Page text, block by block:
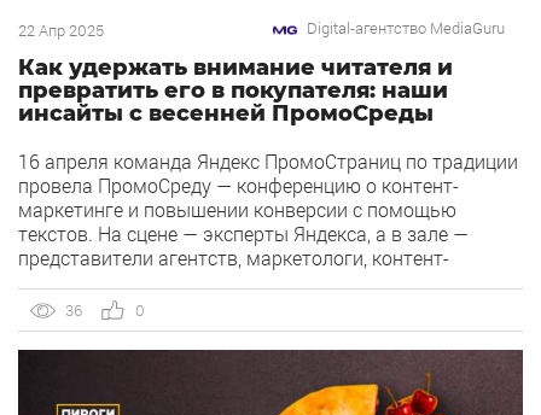
22 Апр 2025 Digital-агентство MediaGuru
Как удержать внимание читателя и
превратить его в покупателя: наши
инсайты с весенней ПромоСреды
16 апреля команда Яндекс ПромоСтраниц по традиции
провела ПромоСреду — конференцию о контент-
маркетинге и повышении конверсии с помощью
текстов. На сцене — эксперты Яндекса, а в зале —
представители агентств, маркетологи, контент-
текстами. В том числе и часть нашей команды
MediaGuru. Делимся самым интересным с
мероприятия. Какой контент действительно работает
36 0